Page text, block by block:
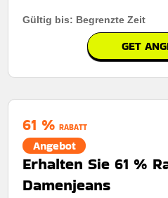
Gültig bis: Begrenzte Zeit
GET
61 % RABATT
Angebot
Erhalten Sie 61 %
Damenjeans